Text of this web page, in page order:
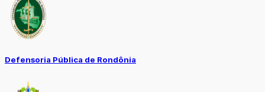
Defensoria Pública de Rondônia